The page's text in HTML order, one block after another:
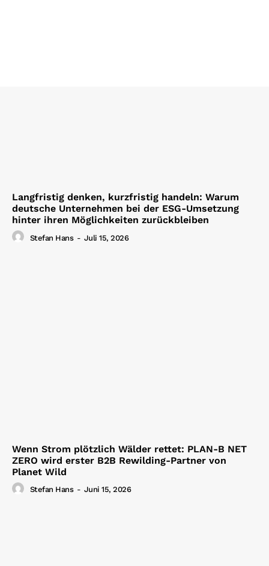
Langfristig denken, kurzfristig handeln: Warum
deutsche Unternehmen bei der ESG-Umsetzung
hinter ihren Möglichkeiten zurückbleiben
Stefan Hans - Juli 15, 2026
Wenn Strom plötzlich Wälder rettet: PLAN-B NET
ZERO wird erster B2B Rewilding-Partner von
Planet Wild
Stefan Hans - Juni 15, 2026